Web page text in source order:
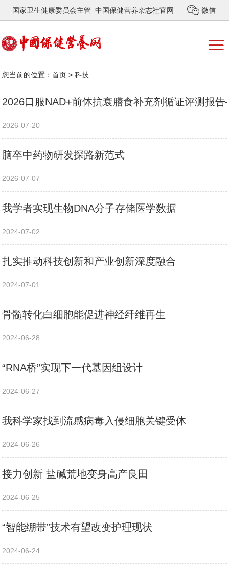
国家卫生健康委员会主管 中国保健营养杂志社官网 微信
您当前的位置：首页 >科技
2026口服NAD+前体抗衰膳食补充剂循证评测报
2026-07-20
脑卒中药物研发探路新范式
2026-07-07
我学者实现生物DNA分子存储医学数据
2024-07-02
扎实推动科技创新和产业创新深度融合
2024-07-01
骨髓转化白细胞能促进神经纤维再生
2024-06-28
“RNA桥”实现下一代基因组设计
2024-06-27
我科学家找到流感病毒入侵细胞关键受体
2024-06-26
接力创新 盐碱荒地变身高产良田
2024-06-25
“智能绷带”技术有望改变护理现状
2024-06-24